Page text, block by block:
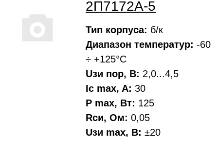
2П7172А-5
Тип корпуса: б/к
Диапазон температур: -60
÷ +125°С
Uзи пор, В: 2,0...4,5
Ic max, A: 30
P max, Вт: 125
Rси, Oм: 0,05
Uзи max, В: ±20